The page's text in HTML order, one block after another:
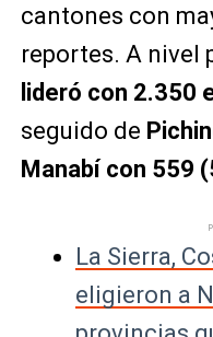
cantones con
reportes. A nivel
lideró con 2.350
seguido de
Manabí con 559
La Sierra,
eligieron a